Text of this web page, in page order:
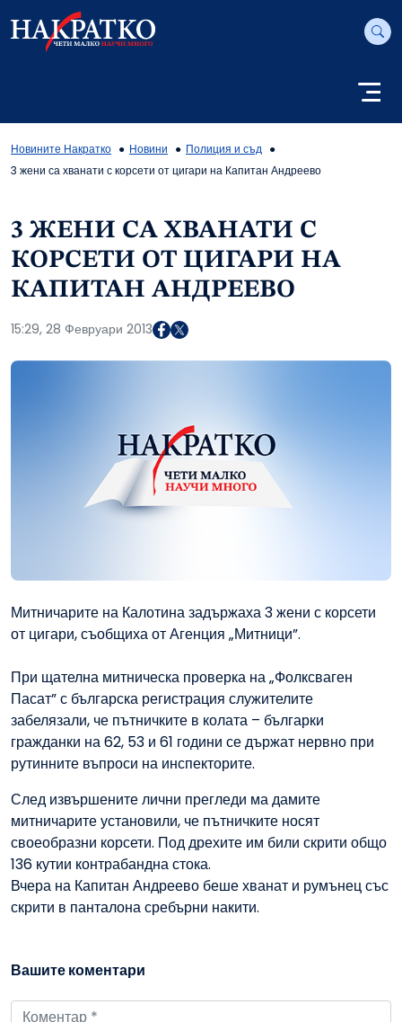
Новините Накратко Новини
Полиция и съд
3 жени са хванати с корсети от цигари на Капитан Андреево
3 ЖЕНИ СА ХВАНАТИ С
КОРСЕТИ ОТ ЦИГАРИ НА
КАПИТАН АНДРЕЕВО
15:29, 28 Февруари 2013
Митничарите на Калотина задържаха 3 жени с корсети
от цигари, съобщиха от Агенция „Митници”.
При щателна митническа проверка на „Фолксваген
Пасат” с българска регистрация служителите
забелязали, че пътничките в колата – българки
гражданки на 62, 53 и 61 години се държат нервно при
рутинните въпроси на инспекторите.
След извършените лични прегледи ма дамите
митничарите установили, че пътничките носят
своеобразни корсети. Под дрехите им били скрити общо
136 кутии контрабандна стока.
Вчера на Капитан Андреево беше хванат и румънец със
скрити в панталона сребърни накити.
Вашите коментари